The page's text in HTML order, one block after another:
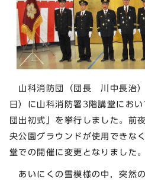
山科消防団（団長 川中長治
日）に山科消防署3階講堂にお
団出初式」を挙行しました。前
央公園グラウンドが使用できな
堂での開催に変更となりました。
あいにくの雪模様の中，突然